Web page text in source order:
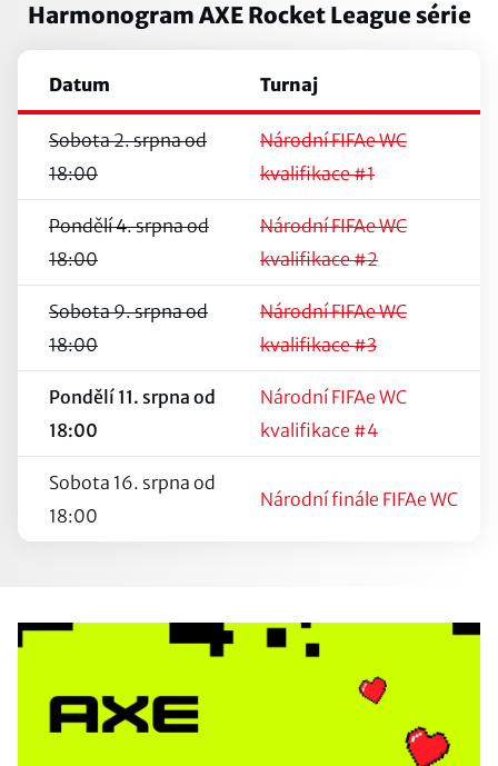
Harmonogram AXE Rocket League série
Datum Turnaj
Sobota 2. srpna od
18:00
Národní FIFAe WC
kvalifikace #1
Pondělí 4. srpna od
18:00
Národní FIFAe WC
kvalifikace #2
Sobota 9. srpna od
18:00
Národní FIFAe WC
kvalifikace #3
Pondělí 11. srpna od
18:00
Národní FIFAe WC
kvalifikace #4
Sobota 16. srpna od
18:00
Národní finále FIFAe WC